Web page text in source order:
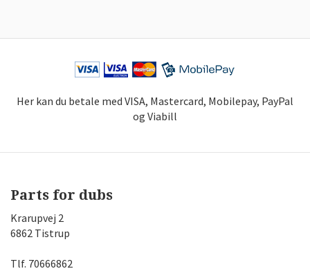
Her kan du betale med VISA, Mastercard, Mobilepay, PayPal
og Viabill
Parts for dubs
Krarupvej 2
6862 Tistrup
Tlf. 70666862